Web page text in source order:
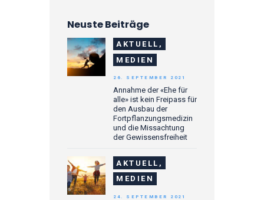
Neuste Beiträge
AKTUELL,
MEDIEN
Annahme der «Ehe für
alle» ist kein Freipass für
den Ausbau der
Fortpflanzungsmedizin
und die Missachtung
der Gewissensfreiheit
26. SEPTEMBER 2021
AKTUELL,
MEDIEN
24. SEPTEMBER 2021